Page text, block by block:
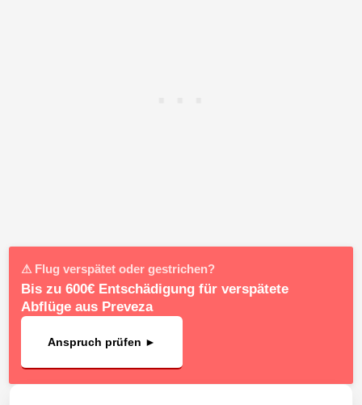
⚠ Flug verspätet oder gestrichen?
Bis zu 600€ Entschädigung für verspätete
Abflüge aus Preveza
Anspruch prüfen ►